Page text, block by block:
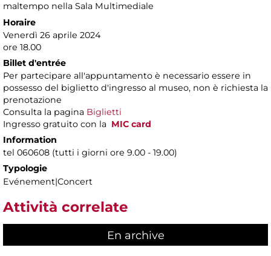
maltempo nella Sala Multimediale
Horaire
Venerdì 26 aprile 2024
ore 18.00
Billet d'entrée
Per partecipare all'appuntamento è necessario essere in
possesso del biglietto d'ingresso al museo, non è richiesta la
prenotazione
Consulta la pagina Biglietti
Ingresso gratuito con la MIC card
Information
tel 060608 (tutti i giorni ore 9.00 - 19.00)
Typologie
Evénement|Concert
Attività correlate
En archive